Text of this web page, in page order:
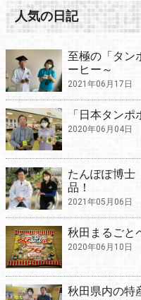
人気の日記
至極の「タン
ーヒー～
2021年06月17日
「日本タン
2020年06月04日
たんぽぽ博
品！
2021年05月06日
秋田まるごと
2020年06月10日
秋田県内の特